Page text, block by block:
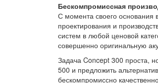
Бескомпромиссная
С момента своего основания
проектирования и
систем в любой ценовой
совершенно оригинальную
Задача Concept 300 проста,
500 и предложить
бескомпромиссно